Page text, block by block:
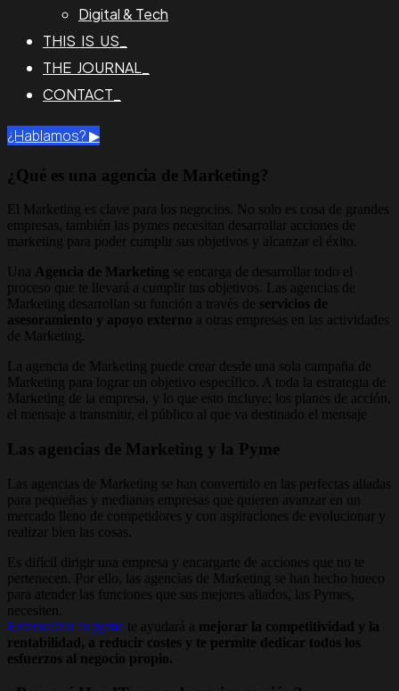
Digital & Tech
THIS IS US_
THE JOURNAL_
CONTACT_
¿Hablamos? ▶︎
¿Qué es una agencia de Marketing?
El Marketing es clave para los negocios. No solo es cosa de grandes
empresas, también las pymes necesitan desarrollar acciones de
marketing para poder cumplir sus objetivos y alcanzar el éxito.
Una Agencia de Marketing se encarga de desarrollar todo el
proceso que te llevará a cumplir tus objetivos. Las agencias de
Marketing desarrollan su función a través de servicios de
asesoramiento y apoyo externo a otras empresas en las actividades
de Marketing.
La agencia de Marketing puede crear desde una sola campaña de
Marketing para lograr un objetivo específico. A toda la estrategia de
Marketing de la empresa, y lo que esto incluye; los planes de acción,
el mensaje a transmitir, el público al que va destinado el mensaje
Las agencias de Marketing y la Pyme
Las agencias de Marketing se han convertido en las perfectas aliadas
para pequeñas y medianas empresas que quieren avanzar en un
mercado lleno de competidores y con aspiraciones de evolucionar y
realizar bien las cosas.
Es difícil dirigir una empresa y encargarte de acciones que no te
pertenecen. Por ello, las agencias de Marketing se han hecho hueco
para atender las funciones que sus mejores aliados, las Pymes,
necesiten.
Externalizar tu pyme te ayudará a mejorar la competitividad y la
rentabilidad, a reducir costes y te permite dedicar todos los
esfuerzos al negocio propio.